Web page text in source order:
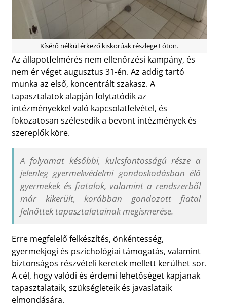
Kísérő nélkül érkező kiskorúak részlege Fóton.
Az állapotfelmérés nem ellenőrzési kampány, és
nem ér véget augusztus 31-én. Az addig tartó
munka az első, koncentrált szakasz. A
tapasztalatok alapján folytatódik az
intézményekkel való kapcsolatfelvétel, és
fokozatosan szélesedik a bevont intézmények és
szereplők köre.
A folyamat későbbi, kulcsfontosságú része a
jelenleg gyermekvédelmi gondoskodásban élő
gyermekek és fiatalok, valamint a rendszerből
már kikerült, korábban gondozott fiatal
felnőttek tapasztalatainak megismerése.
Erre megfelelő felkészítés, önkéntesség,
gyermekjogi és pszichológiai támogatás, valamint
biztonságos részvételi keretek mellett kerülhet sor.
A cél, hogy valódi és érdemi lehetőséget kapjanak
tapasztalataik, szükségleteik és javaslataik
elmondására.